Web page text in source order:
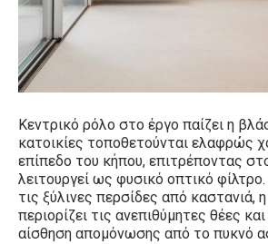
Κεντρικό ρόλο στο έργο παίζει η
κατοικίες τοποθετούνται ελαφρώς
επίπεδο του κήπου, επιτρέποντας
λειτουργεί ως φυσικό οπτικό
τις ξύλινες περσίδες από καστανιά,
περιορίζει τις ανεπιθύμητες θέες
αίσθηση απομόνωσης από το πυκνό